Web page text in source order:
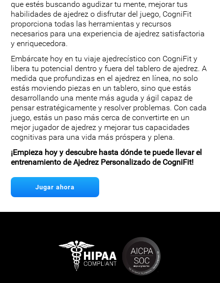
que estés buscando agudizar tu mente, mejorar tus
habilidades de ajedrez o disfrutar del juego, CogniFit
proporciona todas las herramientas y recursos
necesarios para una experiencia de ajedrez satisfactoria
y enriquecedora.
Embárcate hoy en tu viaje ajedrecístico con CogniFit y
libera tu potencial dentro y fuera del tablero de ajedrez. A
medida que profundizas en el ajedrez en línea, no solo
estás moviendo piezas en un tablero, sino que estás
desarrollando una mente más aguda y ágil capaz de
pensar estratégicamente y resolver problemas. Con cada
juego, estás un paso más cerca de convertirte en un
mejor jugador de ajedrez y mejorar tus capacidades
cognitivas para una vida más próspera y plena.
¡Empieza hoy y descubre hasta dónde te puede llevar el
entrenamiento de Ajedrez Personalizado de CogniFit!
Jugar ahora